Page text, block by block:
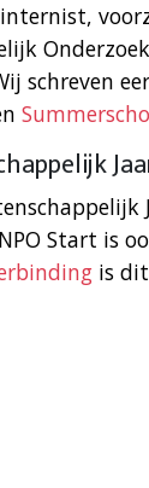
schreven
Start is
is